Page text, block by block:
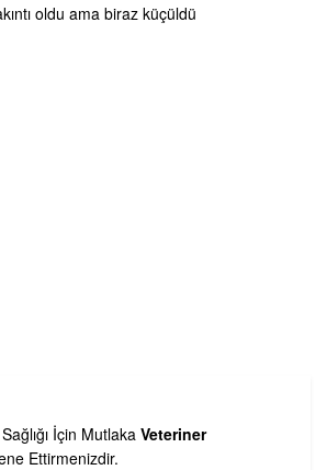
oldu ama biraz küçüldü
İçin Mutlaka Veteriner
Ettirmenizdir.